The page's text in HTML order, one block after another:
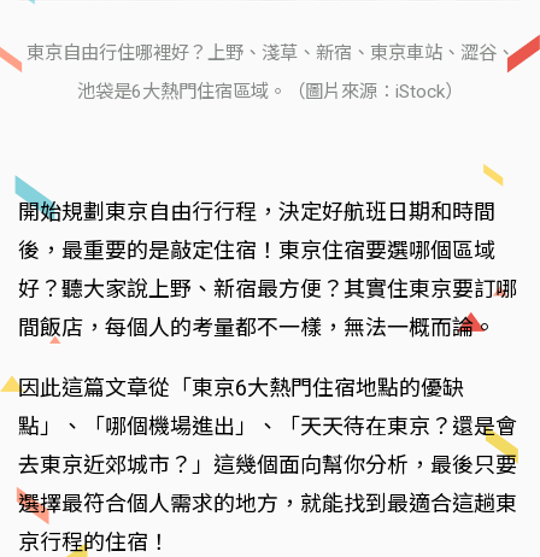
東京自由行住哪裡好？上野、淺草、新宿、東京車站、澀谷、
池袋是6大熱門住宿區域。（圖片來源：iStock）
開始規劃東京自由行行程，決定好航班日期和時間
後，最重要的是敲定住宿！東京住宿要選哪個區域
好？聽大家說上野、新宿最方便？其實住東京要訂哪
間飯店，每個人的考量都不一樣，無法一概而論。
因此這篇文章從「東京6大熱門住宿地點的優缺
點」、「哪個機場進出」、「天天待在東京？還是會
去東京近郊城市？」這幾個面向幫你分析，最後只要
選擇最符合個人需求的地方，就能找到最適合這趟東
京行程的住宿！